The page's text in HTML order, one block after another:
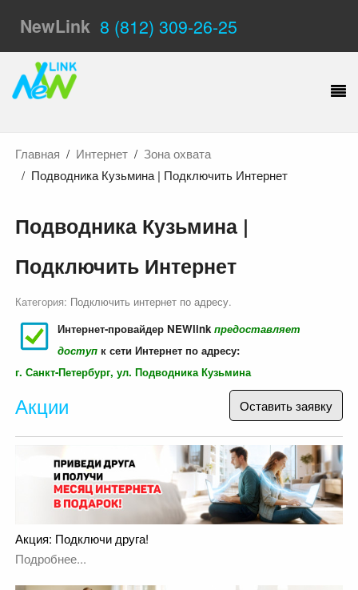
NewLink 8 (812) 309-26-25
Главная Интернет
Зона охвата
Подводника Кузьмина | Подключить Интернет
Подводника Кузьмина |
Подключить Интернет
Категория: Подключить интернет по адресу.
Интернет-провайдер NEWlink предоставляет
доступк сети Интернет по адресу:
г. Санкт-Петербург, ул. Подводника Кузьмина
Акции Оставить заявку
Акция: Подключи друга!
Подробнее...